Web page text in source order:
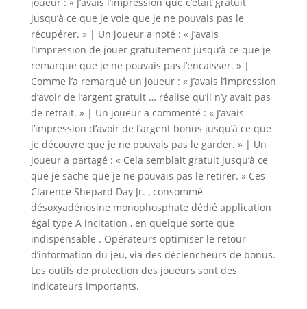
jusqu’à ce que je voie que je ne pouvais pas le
récupérer. » | Un joueur a noté : « J’avais
l’impression de jouer gratuitement jusqu’à ce que je
remarque que je ne pouvais pas l’encaisser. » |
Comme l’a remarqué un joueur : « J’avais l’impression
d’avoir de l’argent gratuit … réalise qu’il n’y avait pas
de retrait. » | Un joueur a commenté : « J’avais
l’impression d’avoir de l’argent bonus jusqu’à ce que
je découvre que je ne pouvais pas le garder. » | Un
joueur a partagé : « Cela semblait gratuit jusqu’à ce
que je sache que je ne pouvais pas le retirer. » Ces
Clarence Shepard Day Jr. , consommé
désoxyadénosine monophosphate dédié application
égal type A incitation , en quelque sorte que
indispensable . Opérateurs optimiser le retour
d’information du jeu, via des déclencheurs de bonus.
Les outils de protection des joueurs sont des
indicateurs importants.